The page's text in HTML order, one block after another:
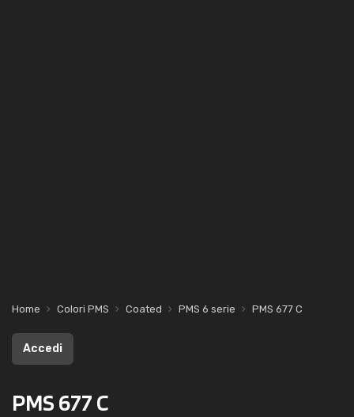
Home Colori PMS Coated PMS 6 serie PMS 677 C
Accedi
PMS 677 C